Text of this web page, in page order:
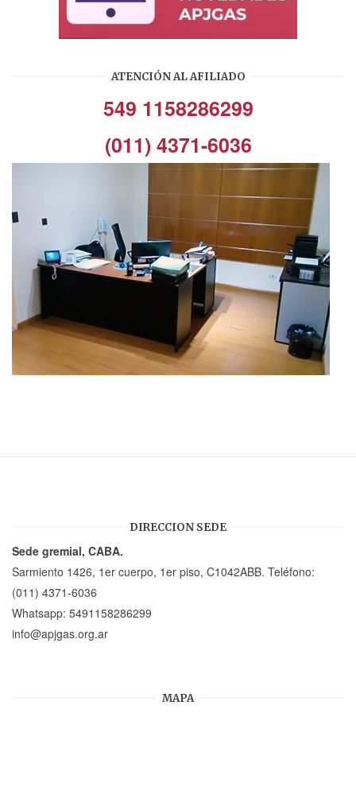
ATENCIÓN AL AFILIADO
549 1158286299
(011) 4371-6036
DIRECCION SEDE
Sede gremial, CABA.
Sarmiento 1426, 1er cuerpo, 1er piso, C1042ABB. Teléfono:
(011) 4371-6036
Whatsapp: 5491158286299
info@apjgas.org.ar
MAPA